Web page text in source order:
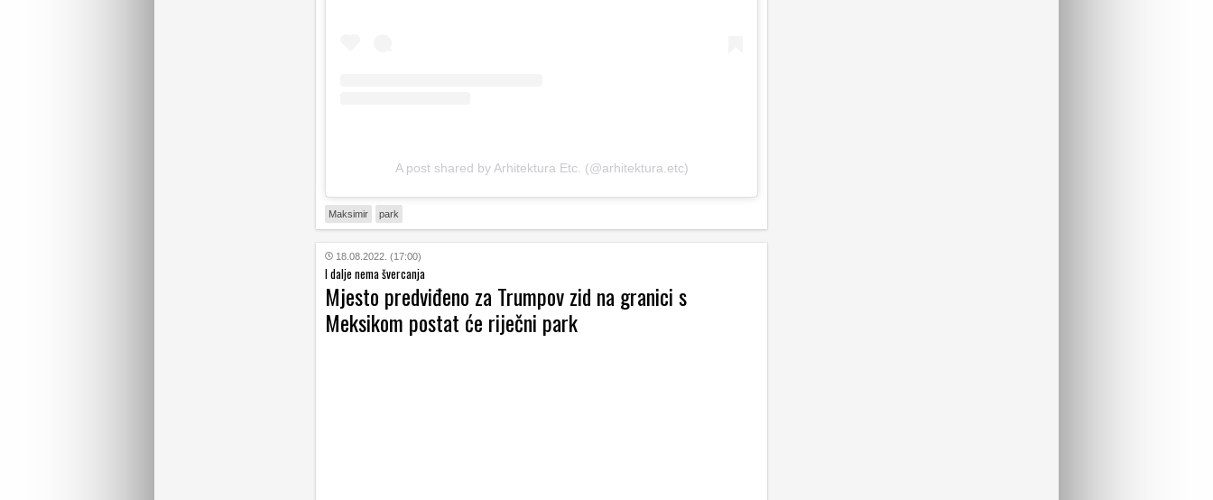
A post shared by Arhitektura Etc. (@arhitektura.etc)
Maksimir park
18.08.2022. (17:00)
I dalje nema švercanja
Mjesto predviđeno za Trumpov zid na granici s
Meksikom postat će riječni park